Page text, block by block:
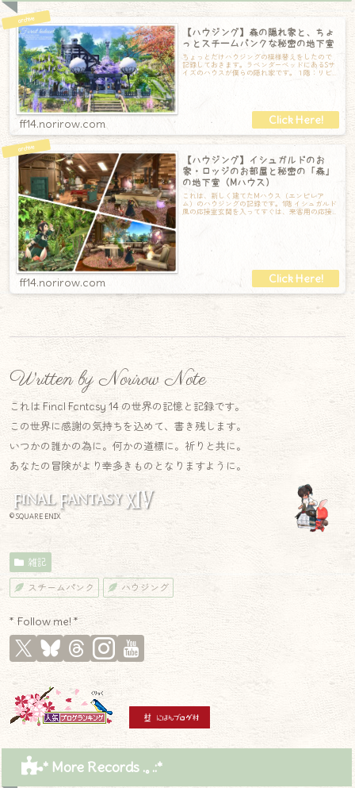
【ハウジング】森の隠れ家と、ちょ
っとスチームパンクな秘密の地下室
ちょっとだけハウジングの模様替えをしたので
記録しておきます。ラベンダーベッドにあるSサ
イズのハウスが僕らの隠れ家です。１階：リビ
ングダイニング１階はリビングとダイニング
ff14.norirow.com
【ハウジング】イシュガルドのお
家・ロッジのお部屋と秘密の「森」
の地下室（Mハウス）
これは、新しく建てたMハウス（エンピレア
ム）のハウジングの記録です。1階 イシュガルド
風の応接室玄関を入ってすぐは、来客用の応接
ff14.norirow.com
Written by Norirow Note
これは Final Fantasy 14 の世界の記憶と記録です。
この世界に感謝の気持ちを込めて、書き残します。
いつかの誰かの為に。何かの道標に。祈りと共に。
あなたの冒険がより幸多きものとなりますように。
© SQUARE ENIX
雑記
スチームパンク ハウジング
* Follow me! *
* More Records .｡.:*